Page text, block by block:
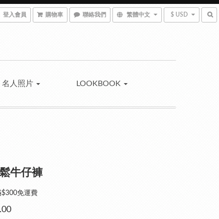
登入會員 購物車 聯絡我們 繁體中文 $ USD
名人照片 LOOKBOOK
牛仔褲
$300免運費